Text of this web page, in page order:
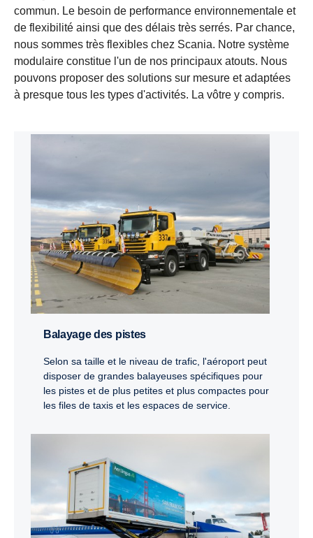
commun. Le besoin de performance environnementale et
de flexibilité ainsi que des délais très serrés. Par chance,
nous sommes très flexibles chez Scania. Notre système
modulaire constitue l'un de nos principaux atouts. Nous
pouvons proposer des solutions sur mesure et adaptées
à presque tous les types d'activités. La vôtre y compris.
Balayage des pistes
Selon sa taille et le niveau de trafic, l'aéroport peut
disposer de grandes balayeuses spécifiques pour
les pistes et de plus petites et plus compactes pour
les files de taxis et les espaces de service.